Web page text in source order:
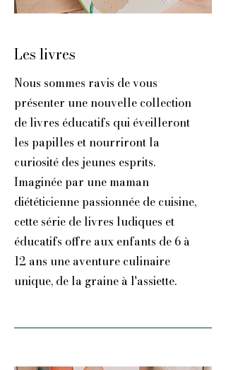
Les livres
Nous sommes ravis de vous
présenter une nouvelle collection
de livres éducatifs qui éveilleront
les papilles et nourriront la
curiosité des jeunes esprits.
Imaginée par une maman
diététicienne passionnée de cuisine,
cette série de livres ludiques et
éducatifs offre aux enfants de 6 à
12 ans une aventure culinaire
unique, de la graine à l'assiette.